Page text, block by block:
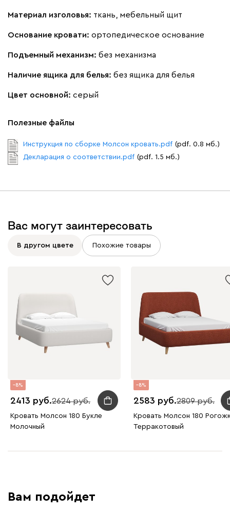
Материал изголовья: ткань, мебельный щит
Основание кровати: ортопедическое основание
Подъемный механизм: без механизма
Наличие ящика для белья: без ящика для белья
Цвет основной: серый
Полезные файлы
Инструкция по сборке Молсон кровать.pdf (pdf. 0.8 мб.)
Декларация о соответствии.pdf (pdf. 1.5 мб.)
Вас могут заинтересовать
В другом цвете Похожие товары
8
2413 2624
Кровать Молсон 180 Букле
Молочный
8
2583 2809
Кровать Молсон 180
Терракотовый
Вам подойдет